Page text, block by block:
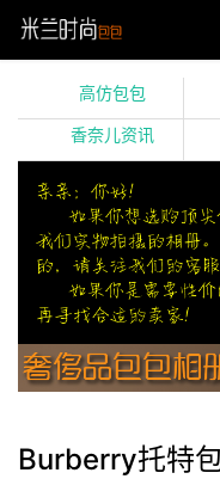
高仿包包
香奈儿资讯
Burberry托特